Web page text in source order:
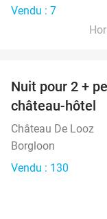
Vendu : 7
Nuit pour 2 +
château-hôtel
Château De Looz
Borgloon
Vendu : 130